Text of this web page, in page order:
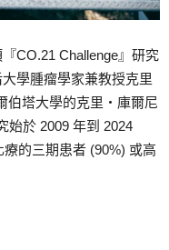
CO.21 Challenge』研究
學腫瘤學家兼教授克里
伯塔大學的克里‧庫爾尼
始於 2009 年到 2024
的三期患者 (90%) 或高